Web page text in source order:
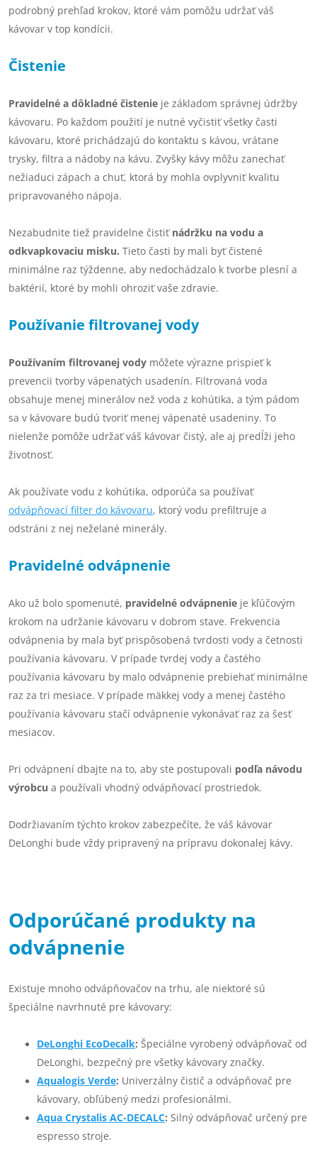
podrobný prehľad krokov, ktoré vám pomôžu udržať váš
kávovar v top kondícii.
Čistenie
Pravidelné a dôkladné čistenie je základom správnej údržby
kávovaru. Po každom použití je nutné vyčistiť všetky časti
kávovaru, ktoré prichádzajú do kontaktu s kávou, vrátane
trysky, filtra a nádoby na kávu. Zvyšky kávy môžu zanechať
nežiaduci zápach a chuť, ktorá by mohla ovplyvniť kvalitu
pripravovaného nápoja.
Nezabudnite tiež pravidelne čistiťnádržku na vodu a
odkvapkovaciu misku. Tieto časti by mali byť čistené
minimálne raz týždenne, aby nedochádzalo k tvorbe plesní a
baktérií, ktoré by mohli ohroziť vaše zdravie.
Používanie filtrovanej vody
Používaním filtrovanej vody môžete výrazne prispieť k
prevencii tvorby vápenatých usadenín. Filtrovaná voda
obsahuje menej minerálov než voda z kohútika, a tým pádom
sa v kávovare budú tvoriť menej vápenaté usadeniny. To
nielenže pomôže udržať váš kávovar čistý, ale aj predĺži jeho
životnosť.
Ak používate vodu z kohútika, odporúča sa používať
odvápňovací filter do kávovaru, ktorý vodu prefiltruje a
odstráni z nej neželané minerály.
Pravidelné odvápnenie
Ako už bolo spomenuté, pravidelné odvápnenie je kľúčovým
krokom na udržanie kávovaru v dobrom stave. Frekvencia
odvápnenia by mala byť prispôsobená tvrdosti vody a četnosti
používania kávovaru. V prípade tvrdej vody a častého
používania kávovaru by malo odvápnenie prebiehať minimálne
raz za tri mesiace. V prípade mäkkej vody a menej častého
používania kávovaru stačí odvápnenie vykonávať raz za šesť
mesiacov.
Pri odvápnení dbajte na to, aby ste postupovali podľa návodu
výrobcu a používali vhodný odvápňovací prostriedok.
Dodržiavaním týchto krokov zabezpečíte, že váš kávovar
DeLonghi bude vždy pripravený na prípravu dokonalej kávy.
Odporúčané produkty na
odvápnenie
Existuje mnoho odvápňovačov na trhu, ale niektoré sú
špeciálne navrhnuté pre kávovary:
DeLonghi EcoDecalk: Špeciálne vyrobený odvápňovač od
DeLonghi, bezpečný pre všetky kávovary značky.
Aqualogis Verde: Univerzálny čistič a odvápňovač pre
kávovary, obľúbený medzi profesionálmi.
Aqua Crystalis AC-DECALC: Silný odvápňovač určený pre
espresso stroje.